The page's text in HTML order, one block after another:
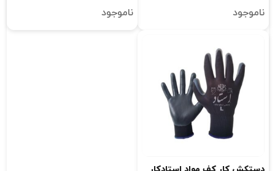
ناموجود ناموجود